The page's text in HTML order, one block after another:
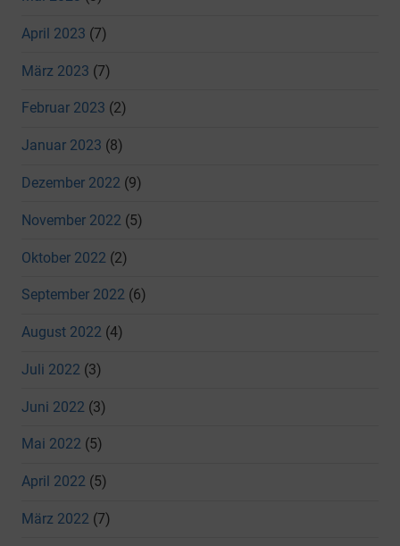
April 2023 (7)
März 2023 (7)
Februar 2023 (2)
Januar 2023 (8)
Dezember 2022 (9)
November 2022 (5)
Oktober 2022 (2)
September 2022 (6)
August 2022 (4)
Juli 2022 (3)
Juni 2022 (3)
Mai 2022 (5)
April 2022 (5)
März 2022 (7)